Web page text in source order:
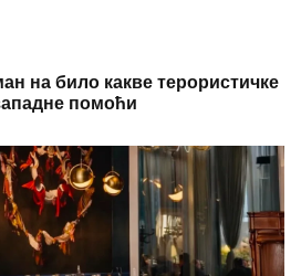
на било какве терористичке
помоћи